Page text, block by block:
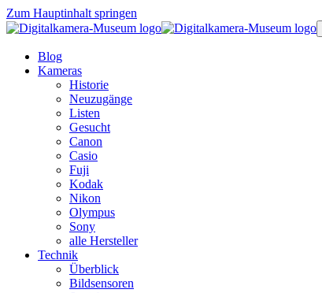
Zum Hauptinhalt springen
Blog
Kameras
Historie
Neuzugänge
Listen
Gesucht
Canon
Casio
Fuji
Kodak
Nikon
Olympus
Sony
alle Hersteller
Technik
Überblick
Bildsensoren